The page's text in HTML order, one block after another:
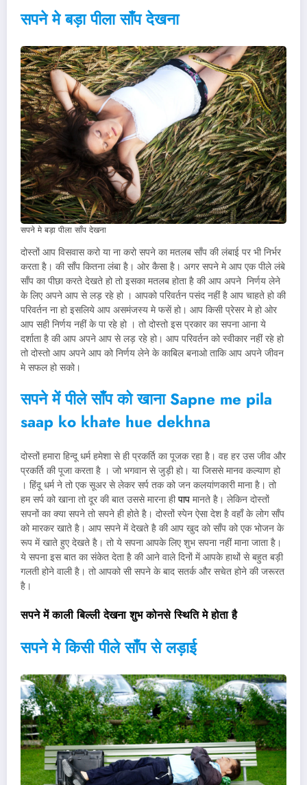
सपने मे बड़ा पीला साँप देखना
सपने मे बड़ा पीला साँप देखना
दोस्तों आप विसवास करो या ना करो सपने का मतलब साँप की लंबाई पर भी निर्भर
करता है। की साँप कितना लंबा है। ओर कैसा है। अगर सपने मे आप एक पीले लंबे
साँप का पीछा करते देखते हो तो इसका मतलब होता है की आप अपने निर्णय लेने
के लिए अपने आप से लड़ रहे हो । आपको परिवर्तन पसंद नहीं है आप चाहते हो की
परिवर्तन ना हो इसलिये आप असमंजस्य मे फसें हो। आप किसी प्रेसर मे हो ओर
आप सही निर्णय नहीं के पा रहे हो । तो दोस्तो इस प्रकार का सपना आना ये
दर्शाता है की आप अपने आप से लड़ रहे हो। आप परिवर्तन को स्वीकार नहीं रहे हो
तो दोस्तो आप अपने आप को निर्णय लेने के काबिल बनाओ ताकि आप अपने जीवन
मे सफल हो सको।
सपने में पीले साँप को खानाSapne me pila
saap ko khate hue dekhna
दोस्तों हमारा हिन्दू धर्म हमेशा से ही प्रकर्ति का पूजक रहा है। वह हर उस जीव और
प्रकर्ति की पूजा करता है । जो भगवान से जुड़ी हो। या जिससे मानव कल्याण हो
। हिंदू धर्म ने तो एक सूअर से लेकर सर्प तक को जन कलयांणकारी माना है। तो
हम सर्प को खाना तो दूर की बात उससे मारना हीपाप मानते है। लेकिन दोस्तों
सपनों का क्या सपने तो सपने ही होते है। दोस्तों स्पेन ऐसा देश है वहाँ के लोग साँप
को मारकर खाते है। आप सपने में देखते है की आप खुद को साँप को एक भोजन के
रूप में खाते हुए देखते है। तो ये सपना आपके लिए शुभ सपना नहीं माना जाता है।
ये सपना इस बात का संकेत देता है की आने वाले दिनों में आपके हाथों से बहुत बड़ी
गलती होने वाली है। तो आपको सी सपने के बाद सतर्क और सचेत होने की जरूरत
है।
सपने में काली बिल्ली देखना शुभ कोनसे स्थिति मे होता है
सपने मे किसी पीले साँप से लड़ाई